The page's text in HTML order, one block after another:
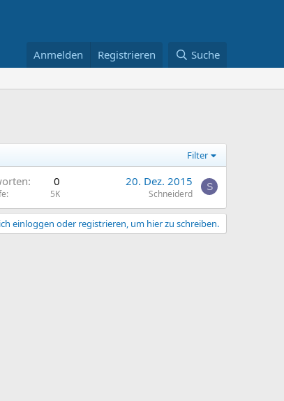
Anmelden Registrieren Suche
Filter
0
5K
20. Dez. 2015
Schneiderd
S
einloggen oder registrieren, um hier zu schreiben.